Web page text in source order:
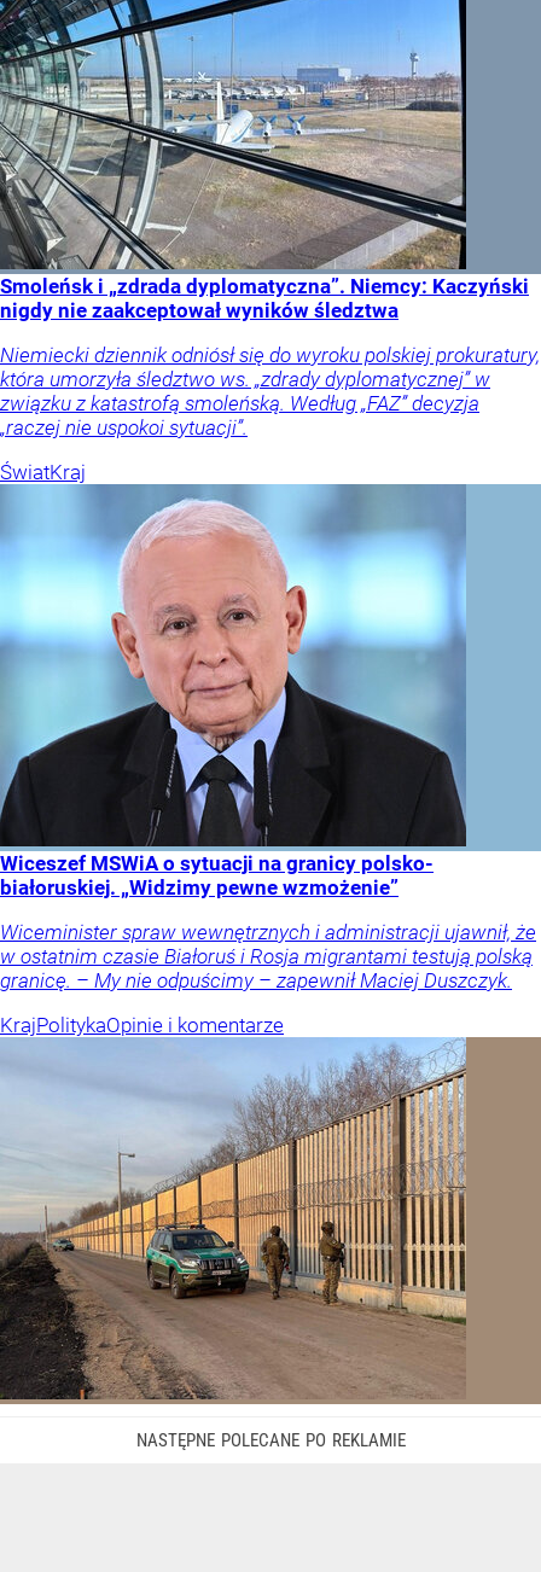
Smoleńsk i „zdrada dyplomatyczna”. Niemcy: Kaczyński
nigdy nie zaakceptował wyników śledztwa
Niemiecki dziennik odniósł się do wyroku polskiej prokuratury,
która umorzyła śledztwo ws. „zdrady dyplomatycznej” w
związku z katastrofą smoleńską. Według „FAZ” decyzja
„raczej nie uspokoi sytuacji”.
ŚwiatKraj
Wiceszef MSWiA o sytuacji na granicy polsko-
białoruskiej. „Widzimy pewne wzmożenie”
Wiceminister spraw wewnętrznych i administracji ujawnił, że
w ostatnim czasie Białoruś i Rosja migrantami testują polską
granicę. – My nie odpuścimy – zapewnił Maciej Duszczyk.
KrajPolitykaOpinie i komentarze